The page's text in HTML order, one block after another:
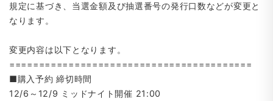
規定に基づき、当選金額及び抽選番号の発行口数などが変更と
なります。
変更内容は以下となります。
=========================================
■購入予約 締切時間
12/6～12/9 ミッドナイト開催 21:00